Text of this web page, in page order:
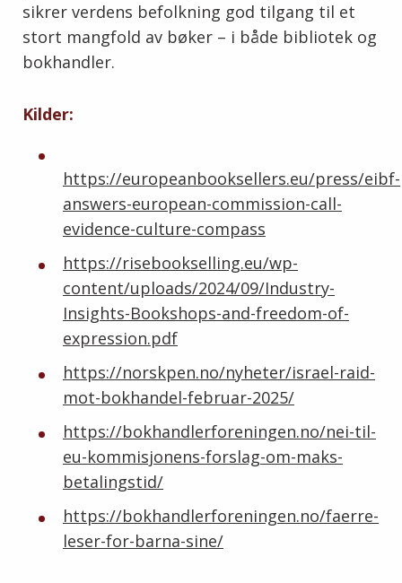
sikrer verdens befolkning god tilgang til et
stort mangfold av bøker – i både bibliotek og
bokhandler.
Kilder:
https://europeanbooksellers.eu/press/eibf-
answers-european-commission-call-
evidence-culture-compass
https://risebookselling.eu/wp-
content/uploads/2024/09/Industry-
Insights-Bookshops-and-freedom-of-
expression.pdf
https://norskpen.no/nyheter/israel-raid-
mot-bokhandel-februar-2025/
https://bokhandlerforeningen.no/nei-til-
eu-kommisjonens-forslag-om-maks-
betalingstid/
https://bokhandlerforeningen.no/faerre-
leser-for-barna-sine/